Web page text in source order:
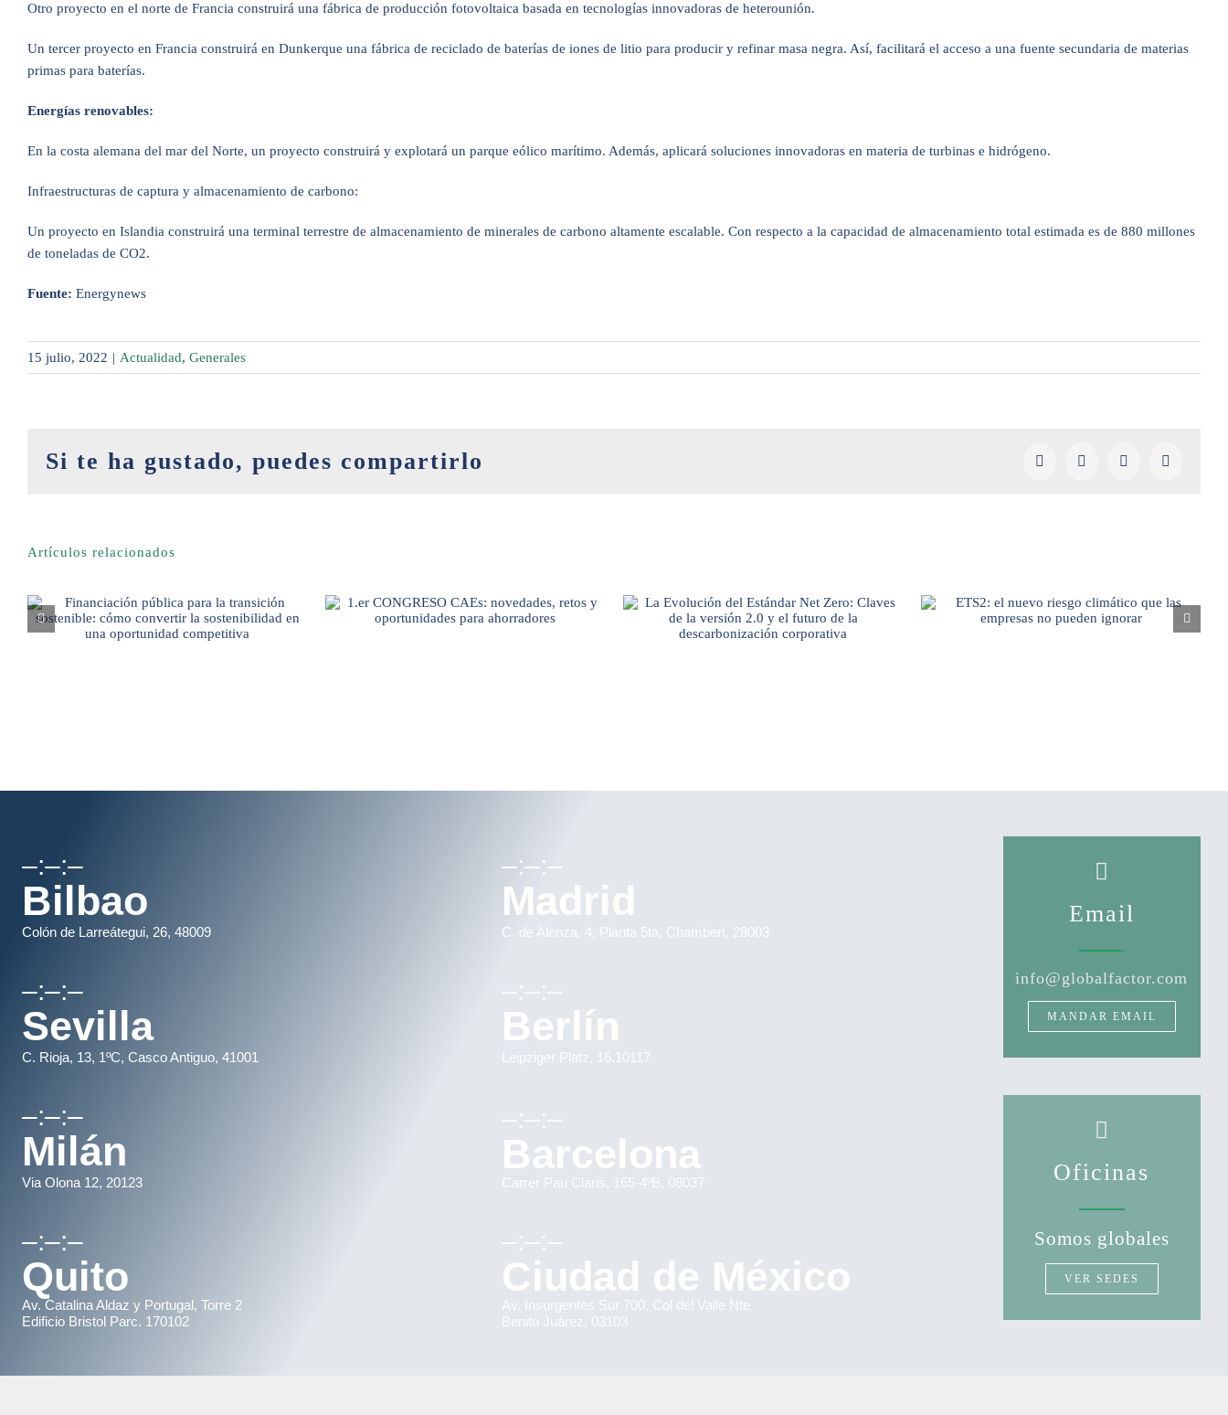
Otro proyecto en el norte de Francia construirá una fábrica de producción fotovoltaica basada en tecnologías innovadoras de heterounión.
Un tercer proyecto en Francia construirá en Dunkerque una fábrica de reciclado de baterías de iones de litio para producir y refinar masa negra. Así, facilitará el acceso a una fuente secundaria de materias
primas para baterías.
Energías renovables:
En la costa alemana del mar del Norte, un proyecto construirá y explotará un parque eólico marítimo. Además, aplicará soluciones innovadoras en materia de turbinas e hidrógeno.
Infraestructuras de captura y almacenamiento de carbono:
Un proyecto en Islandia construirá una terminal terrestre de almacenamiento de minerales de carbono altamente escalable. Con respecto a la capacidad de almacenamiento total estimada es de 880 millones
de toneladas de CO2.
Fuente: Energynews
15 julio, 2022 | Actualidad, Generales
Si te ha gustado, puedes compartirlo Facebook
X LinkedInPinterest
Artículos relacionados
–:–:–
Bilbao
Colón de Larreátegui, 26, 48009
–:–:–
Madrid
C. de Alenza, 4, Planta 5ta, Chamberí, 28003
–:–:–
Sevilla
C. Rioja, 13, 1ºC, Casco Antiguo, 41001
–:–:–
Berlín
Leipziger Platz, 16.10117
–:–:–
Milán
Via Olona 12, 20123
–:–:–
Barcelona
Carrer Pau Claris, 165-4ºB, 08037
–:–:–
Quito
Av. Catalina Aldaz y Portugal, Torre 2
Edificio Bristol Parc. 170102
–:–:–
Ciudad de México
Av. Insurgentes Sur 700, Col del Valle Nte
Benito Juárez, 03103
Email
info@globalfactor.com
MANDAR EMAIL
Oficinas
Somos globales
VER SEDES